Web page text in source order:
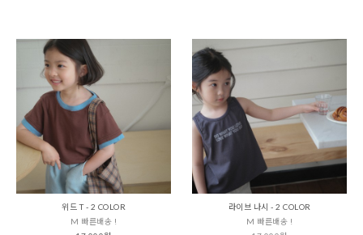
위드 T - 2 COLOR
M 빠른배송 !
라이브 나시 - 2 COLOR
M 빠른배송 !